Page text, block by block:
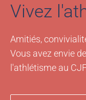
Vivez
Amitiés,
Vous avez envie
l'athlétisme au